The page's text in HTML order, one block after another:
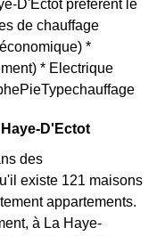
D'Ectot préfèrent le
de chauffage
*
* Electrique
D'Ectot
des
existe 121 maisons
appartements.
à La Haye-